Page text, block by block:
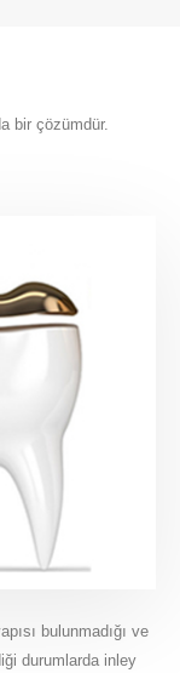
bir çözümdür.
bulunmadığı ve
durumlarda inley